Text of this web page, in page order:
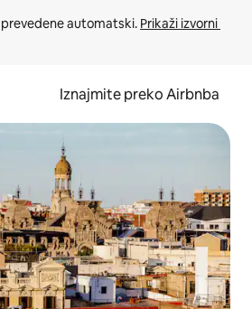
automatski. Prikaži izvorni
Iznajmite preko Airbnba